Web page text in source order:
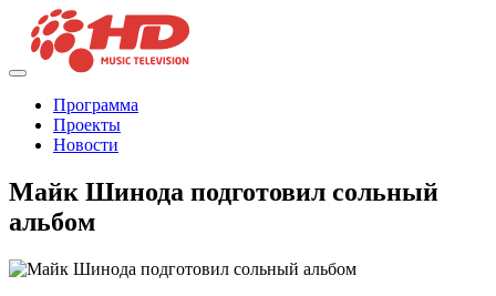
Программа
Проекты
Новости
Майк Шинода подготовил сольный
альбом